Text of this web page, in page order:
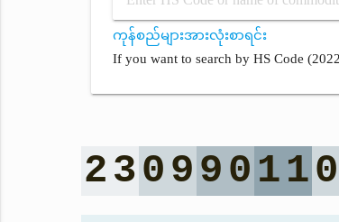
ကုန်စည်များအားလုံးစာရင်း
If you want to search by HS Code
2 30 9 9 0 1 10